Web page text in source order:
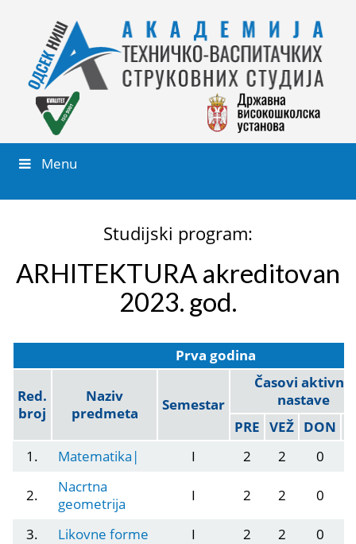
Menu
Studijski program:
ARHITEKTURA akreditovan
2023. god.
Prva godina
Red.
broj
Naziv
predmeta
Semestar
Časovi aktivne
nastave
PRE VEŽ DON
1.
Matematika| I 2 2 0
2.
Nacrtna
geometrija
I 2 2 0
3. Likovne forme I 2 2 0